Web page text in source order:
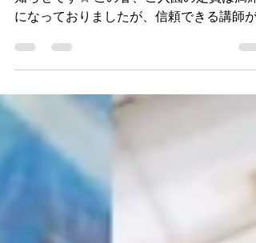
🌸クリエイティブプレスクール覚王山より
知らせです☆ この春、ご入園の定員は満席
になっておりましたが、信頼できる講師が
タッフに参加できる事になり😃💕 あおぐみ
加で募集することになりました！ ◎ご入園
対象となる年齢は...